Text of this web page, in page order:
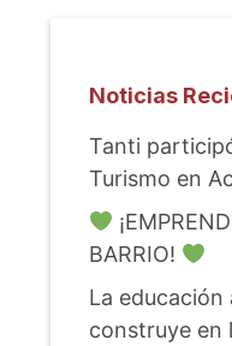
Noticias
Tanti
Turismo en
BARRIO!
La
construye en